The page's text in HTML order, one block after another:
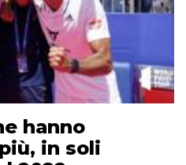
hanno
in soli